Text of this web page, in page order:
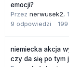
emocji?
Przez nerwusek2,
9 odpowiedzi 199
niemiecka akcja
czy da się po tym